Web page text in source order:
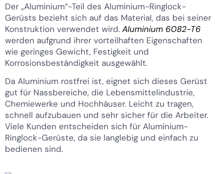
Der „Aluminium“-Teil des Aluminium-Ringlock-
Gerüsts bezieht sich auf das Material, das bei seiner
Konstruktion verwendet wird. Aluminium 6082-T6
werden aufgrund ihrer vorteilhaften Eigenschaften
wie geringes Gewicht, Festigkeit und
Korrosionsbeständigkeit ausgewählt.
Da Aluminium rostfrei ist, eignet sich dieses Gerüst
gut für Nassbereiche, die Lebensmittelindustrie,
Chemiewerke und Hochhäuser. Leicht zu tragen,
schnell aufzubauen und sehr sicher für die Arbeiter.
Viele Kunden entscheiden sich für Aluminium-
Ringlock-Gerüste, da sie langlebig und einfach zu
bedienen sind.